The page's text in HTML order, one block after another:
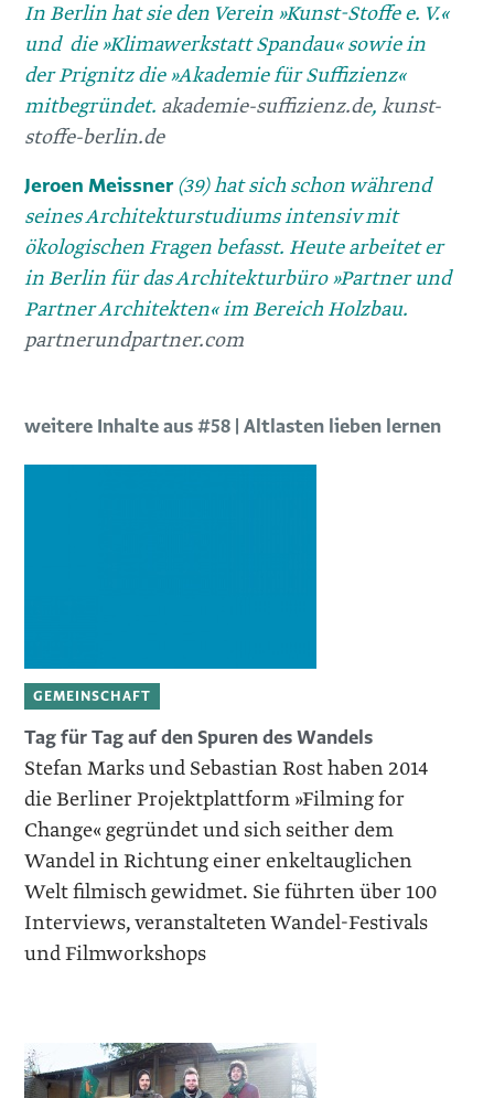
In Berlin hat sie den Verein »Kunst-Stoffe e. V.«
und die »Klimawerkstatt Spandau« sowie in
der Prignitz die »Akademie für Suffizienz«
mitbegründet. akademie-suffizienz.de, kunst-
stoffe-berlin.de
Jeroen Meissner(39) hat sich schon während
seines Architekturstudiums intensiv mit
ökologischen Fragen befasst. Heute arbeitet er
in Berlin für das Architekturbüro »Partner und
Partner Architekten« im Bereich Holzbau.
partnerundpartner.com
weitere Inhalte aus #58 | Altlasten lieben lernen
GEMEINSCHAFT
Tag für Tag auf den Spuren des Wandels
Stefan Marks und Sebastian Rost haben 2014
die Berliner Projektplattform »Filming for
Change« gegründet und sich seither dem
Wandel in Richtung einer enkeltauglichen
Welt filmisch gewidmet. Sie führten über 100
Interviews, veranstalteten Wandel-Festivals
und Filmworkshops